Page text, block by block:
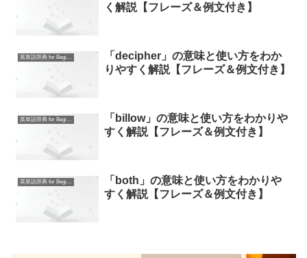
く解説【フレーズ＆例文付き】
英単語辞典 for Beginners
「decipher」の意味と使い方をわか
りやすく解説【フレーズ＆例文付き】
英単語辞典 for Beginners
「billow」の意味と使い方をわかりや
すく解説【フレーズ＆例文付き】
英単語辞典 for Beginners
「both」の意味と使い方をわかりや
すく解説【フレーズ＆例文付き】